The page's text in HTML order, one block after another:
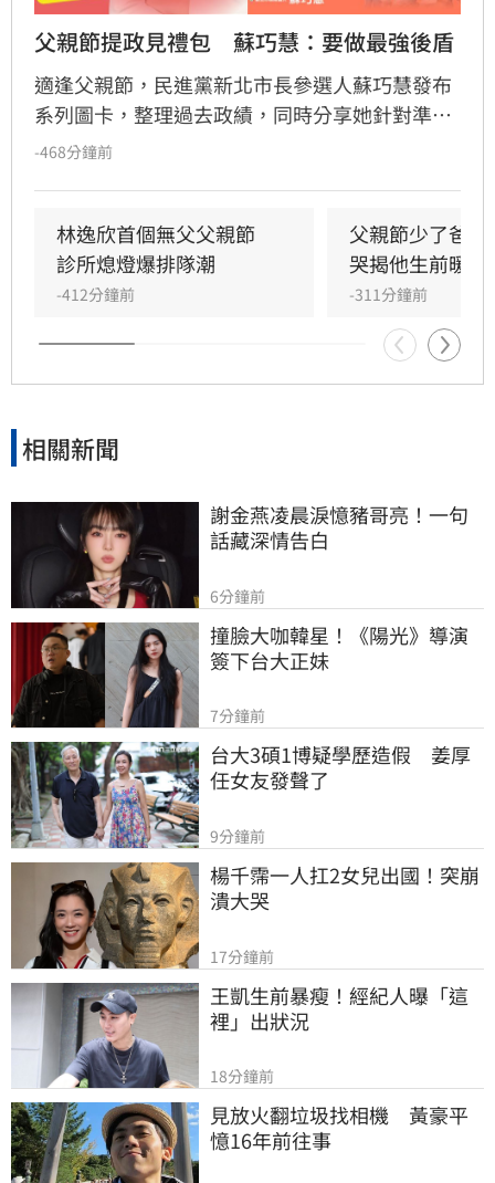
父親節提政見禮包　蘇巧慧：要做最強後盾
適逢父親節，民進黨新北市長參選人蘇巧慧發布
系列圖卡，整理過去政績，同時分享她針對準爸
爸、育兒爸爸及高齡爸爸提出的生育、育兒及高
-468分鐘前
林逸欣首個無父父親節
診所熄燈爆排隊潮
-412分鐘前
父親節少了爸
哭揭他生前暖舉
-311分鐘前
相關新聞
謝金燕凌晨淚憶豬哥亮！一句
話藏深情告白
6分鐘前
撞臉大咖韓星！《陽光》導演
簽下台大正妹
7分鐘前
台大3碩1博疑學歷造假　姜厚
任女友發聲了
9分鐘前
楊千霈一人扛2女兒出國！突崩
潰大哭
17分鐘前
王凱生前暴瘦！經紀人曝「這
裡」出狀況
18分鐘前
見放火翻垃圾找相機　黃豪平
憶16年前往事